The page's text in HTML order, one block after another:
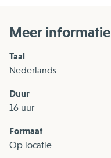
Meer informatie
Taal
Nederlands
Duur
16 uur
Formaat
Op locatie